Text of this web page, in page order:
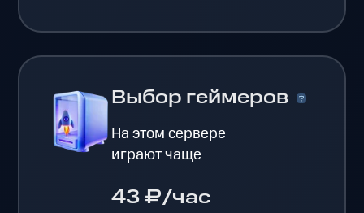
Выбор геймеров
На этом сервере
играют чаще
43 ₽/час